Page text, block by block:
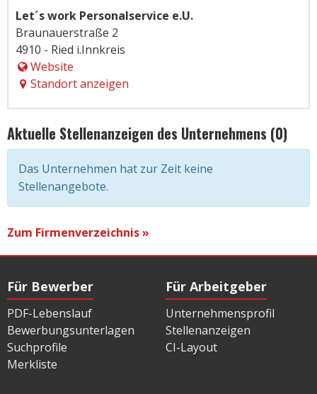
Let´s work Personalservice e.U.
Braunauerstraße 2
4910 - Ried i.Innkreis
Website
Standort anzeigen
Aktuelle Stellenanzeigen des Unternehmens (0)
Das Unternehmen hat zur Zeit keine
Stellenangebote.
Zum Firmenverzeichnis »
Für Bewerber
PDF-Lebenslauf
Bewerbungsunterlagen
Suchprofile
Merkliste
Für Arbeitgeber
Unternehmensprofil
Stellenanzeigen
CI-Layout